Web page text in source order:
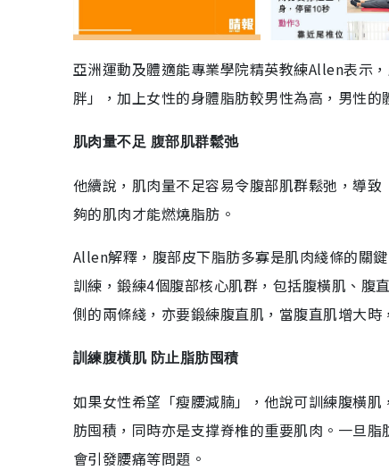
亞洲運動及體適能專業學院精英教練Allen表示
胖」，加上女性的身體脂肪較男性為高，男性
肌肉量不足 腹部肌群鬆弛
他續說，肌肉量不足容易令腹部肌群鬆弛，導
夠的肌肉才能燃燒脂肪。
Allen解釋，腹部皮下脂肪多寡是肌肉綫條的關
訓練，鍛練4個腹部核心肌群，包括腹橫肌、腹
側的兩條綫，亦要鍛練腹直肌，當腹直肌增大時
訓練腹橫肌 防止脂肪囤積
如果女性希望「瘦腰減腩」，他說可訓練腹橫
肪囤積，同時亦是支撑脊椎的重要肌肉。一旦
會引發腰痛等問題。